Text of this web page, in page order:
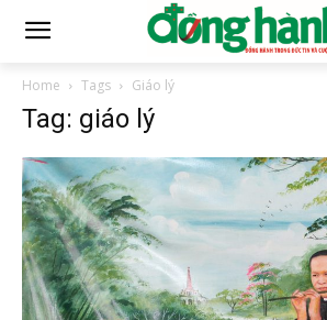
Home Tags Giáo lý
Tag: giáo lý